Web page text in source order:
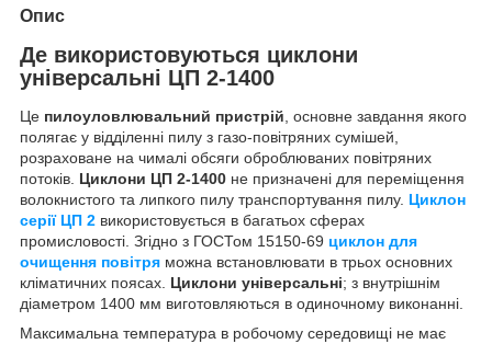
Опис
Де використовуються циклони
універсальні ЦП 2-1400
Це пилоуловлювальний пристрій, основне завдання якого
полягає у відділенні пилу з газо-повітряних сумішей,
розраховане на чималі обсяги оброблюваних повітряних
потоків. Циклони ЦП 2-1400 не призначені для переміщення
волокнистого та липкого пилу транспортування пилу. Циклон
серії ЦП 2 використовується в багатьох сферах
промисловості. Згідно з ГОСТом 15150-69 циклон для
очищення повітря можна встановлювати в трьох основних
кліматичних поясах. Циклони універсальні; з внутрішнім
діаметром 1400 мм виготовляються в одиночному виконанні.
Максимальна температура в робочому середовищі не має